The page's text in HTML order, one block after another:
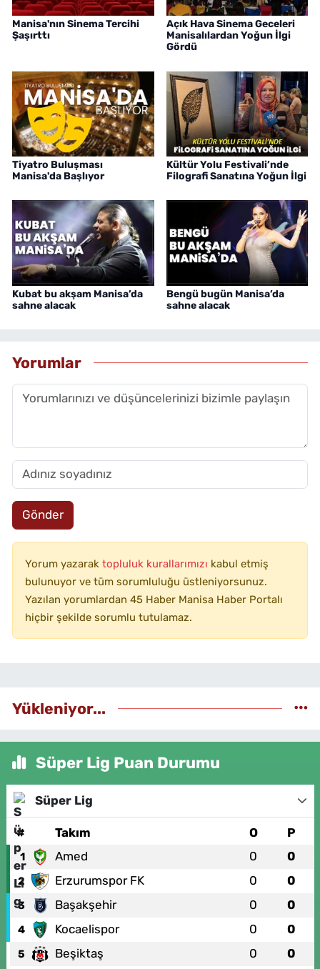
Manisa'nın Sinema Tercihi
Şaşırttı
Açık Hava Sinema Geceleri
Manisalılardan Yoğun İlgi
Gördü
Tiyatro Buluşması
Manisa'da Başlıyor
Kültür Yolu Festivali’nde
Filografi Sanatına Yoğun İlgi
Kubat bu akşam Manisa’da
sahne alacak
Bengü bugün Manisa’da
sahne alacak
Yorumlar
Gönder
Yorum yazarak topluluk kurallarımızı kabul etmiş
bulunuyor ve tüm sorumluluğu üstleniyorsunuz.
Yazılan yorumlardan 45 Haber Manisa Haber Portalı
hiçbir şekilde sorumlu tutulamaz.
Yükleniyor...
Süper Lig Puan Durumu
Süper Lig
# Takım O P
1 Amed 0 0
2 Erzurumspor FK 0 0
3 Başakşehir 0 0
4 Kocaelispor 0 0
5 Beşiktaş 0 0